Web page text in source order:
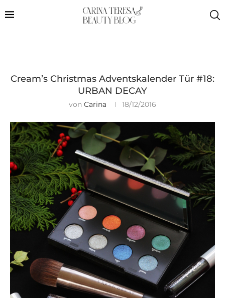
Cream’s Christmas Adventskalender Tür #18:
URBAN DECAY
von Carina 18/12/2016